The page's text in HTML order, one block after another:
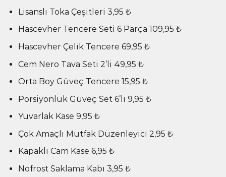
Lisanslı Toka Çeşitleri 3,95 ₺
Hascevher Tencere Seti 6 Parça 109,95 ₺
Hascevher Çelik Tencere 69,95 ₺
Cem Nero Tava Seti 2’li 49,95 ₺
Orta Boy Güveç Tencere 15,95 ₺
Porsiyonluk Güveç Set 6’lı 9,95 ₺
Yuvarlak Kase 9,95 ₺
Çok Amaçlı Mutfak Düzenleyici 2,95 ₺
Kapaklı Cam Kase 6,95 ₺
Nofrost Saklama Kabı 3,95 ₺